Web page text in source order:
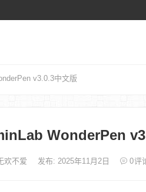
v3.0.3中文版
WonderPen
欢不爱 发布: 2025年11月2日 0评